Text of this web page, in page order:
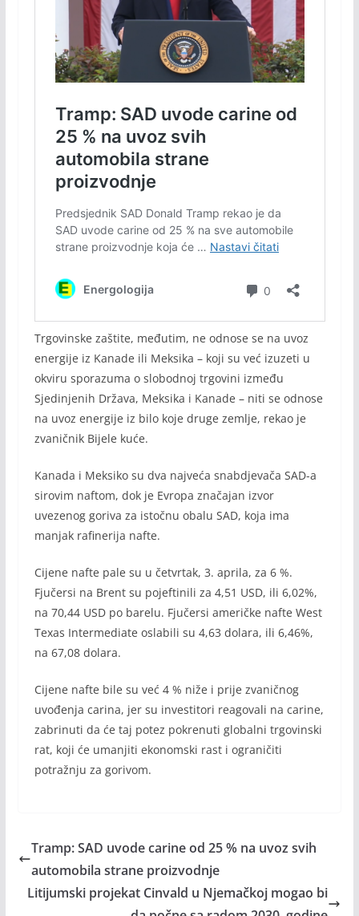
Trgovinske zaštite, međutim, ne odnose se na uvoz
energije iz Kanade ili Meksika – koji su već izuzeti u
okviru sporazuma o slobodnoj trgovini između
Sjedinjenih Država, Meksika i Kanade – niti se odnose
na uvoz energije iz bilo koje druge zemlje, rekao je
zvaničnik Bijele kuće.
Kanada i Meksiko su dva najveća snabdjevača SAD-a
sirovim naftom, dok je Evropa značajan izvor
uvezenog goriva za istočnu obalu SAD, koja ima
manjak rafinerija nafte.
Cijene nafte pale su u četvrtak, 3. aprila, za 6 %.
Fjučersi na Brent su pojeftinili za 4,51 USD, ili 6,02%,
na 70,44 USD po barelu. Fjučersi američke nafte West
Texas Intermediate oslabili su 4,63 dolara, ili 6,46%,
na 67,08 dolara.
Cijene nafte bile su već 4 % niže i prije zvaničnog
uvođenja carina, jer su investitori reagovali na carine,
zabrinuti da će taj potez pokrenuti globalni trgovinski
rat, koji će umanjiti ekonomski rast i ograničiti
potražnju za gorivom.
Tramp: SAD uvode carine od 25 % na uvoz svih
automobila strane proizvodnje
Litijumski projekat Cinvald u Njemačkoj mogao bi